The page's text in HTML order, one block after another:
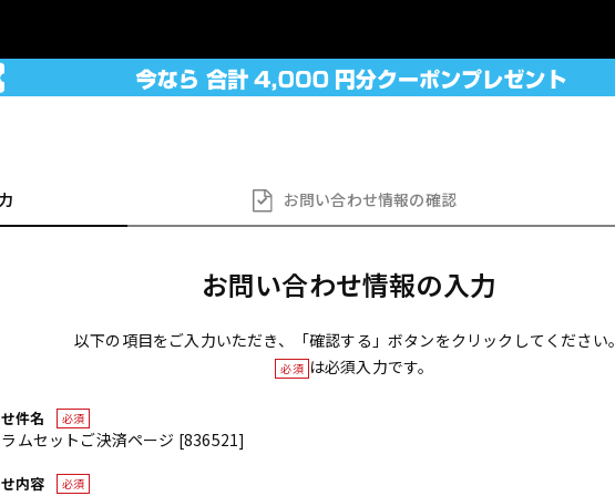
お問い合わせ情報の確認
お問い合わせ情報の入力
以下の項目をご入力いただき、「確認する」ボタンをクリックしてください。
必須 は必須入力です。
件名 必須
ムセットご決済ページ [836521]
内容 必須